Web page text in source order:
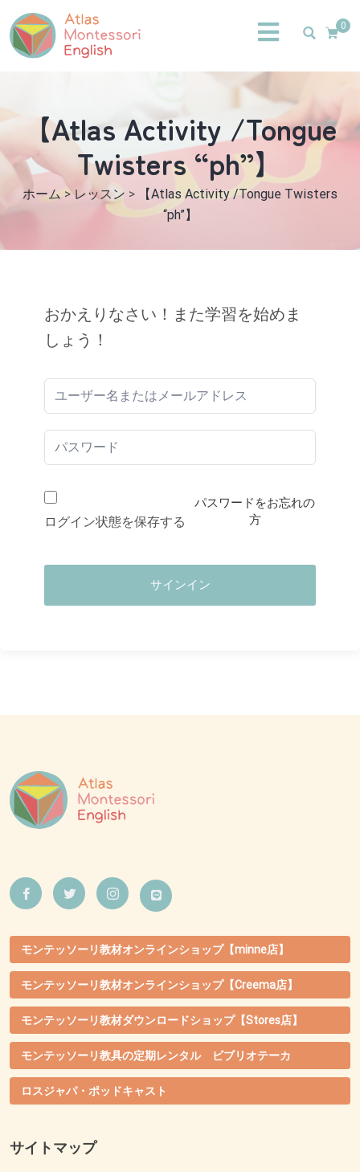
0
【Atlas Activity /Tongue
Twisters “ph”】
ホーム >レッスン >
【Atlas Activity /Tongue Twisters
“ph”】
おかえりなさい！また学習を始めま
しょう！
ログイン状態を保存する
パスワードをお忘れの
方
サインイン
モンテッソーリ教材オンラインショップ【minne店】
モンテッソーリ教材オンラインショップ【Creema店】
モンテッソーリ教材ダウンロードショップ【Stores店】
モンテッソーリ教具の定期レンタル ビブリオテーカ
ロスジャパ・ポッドキャスト
サイトマップ